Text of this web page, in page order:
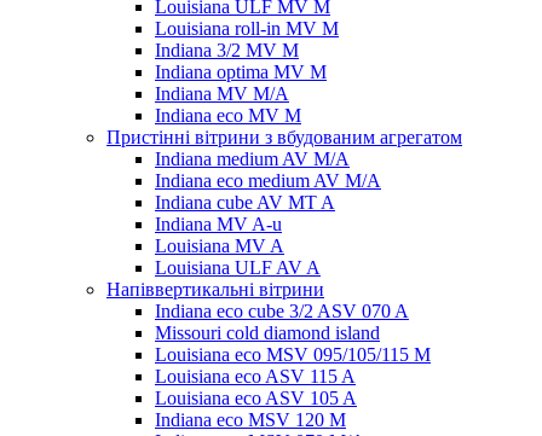
Louisiana ULF MV M
Louisiana roll-in MV M
Indiana 3/2 MV M
Indiana optima MV M
Indiana MV M/A
Indiana eco MV M
Пристінні вітрини з вбудованим агрегатом
Indiana medium AV M/A
Indiana eco medium AV M/A
Indiana cube AV MT A
Indiana MV A-u
Louisiana MV A
Louisiana ULF AV A
Напіввертикальні вітрини
Indiana eco cube 3/2 ASV 070 A
Missouri cold diamond island
Louisiana eco MSV 095/105/115 M
Louisiana eco ASV 115 A
Louisiana eco ASV 105 A
Indiana eco MSV 120 M